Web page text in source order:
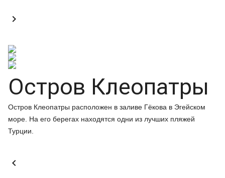

Остров Клеопатры
Остров Клеопатры расположен в заливе Гёкова в Эгейском
море. На его берегах находятся одни из лучших пляжей
Турции.
